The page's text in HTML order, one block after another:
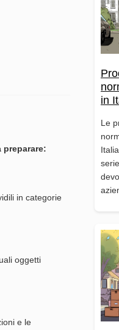
in
Le
in categorie
oggetti
e le